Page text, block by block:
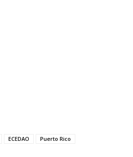
ECEDAO Puerto Rico